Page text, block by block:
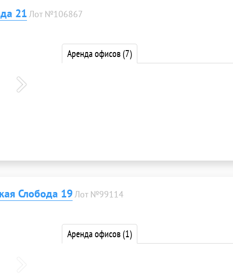
21 Лот №106867
Аренда офисов(7)
Слобода 19Лот №99114
Аренда офисов(1)